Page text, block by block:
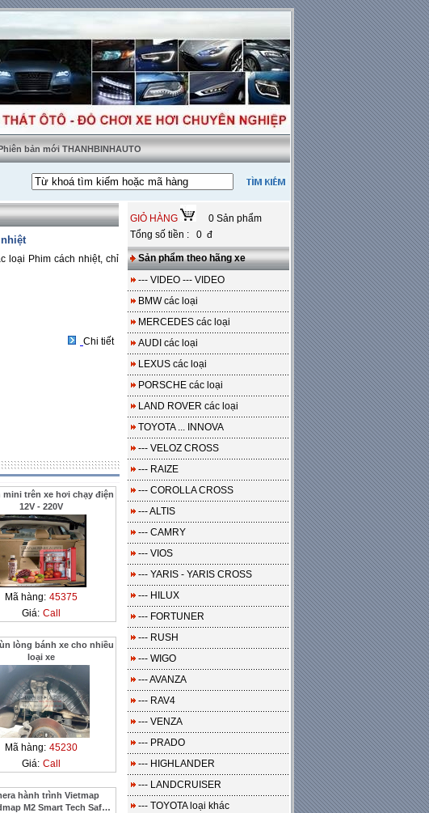
bản mới THANHBINHAUTO
ghế da thật tặng sàn da---Miễn phí 100% công lắp đặt
loại Phim cách nhiệt, chỉ
Chi tiết
mini trên xe hơi chạy điện
12V - 220V
Mã hàng: 45375
Giá: Call
lòng bánh xe cho nhiều
loại xe
Mã hàng: 45230
Giá: Call
hành trình Vietmap
M2 Smart Tech Safe
GIỎ HÀNG
0 Sản phẩm
Tổng số tiền : 0 đ
Sản phẩm theo hãng xe
--- VIDEO --- VIDEO
BMW các loại
MERCEDES các loại
AUDI các loại
LEXUS các loại
PORSCHE các loại
LAND ROVER các loại
TOYOTA ... INNOVA
--- VELOZ CROSS
--- RAIZE
--- COROLLA CROSS
--- ALTIS
--- CAMRY
--- VIOS
--- YARIS - YARIS CROSS
--- HILUX
--- FORTUNER
--- RUSH
--- WIGO
--- AVANZA
--- RAV4
--- VENZA
--- PRADO
--- HIGHLANDER
--- LANDCRUISER
--- TOYOTA loại khác